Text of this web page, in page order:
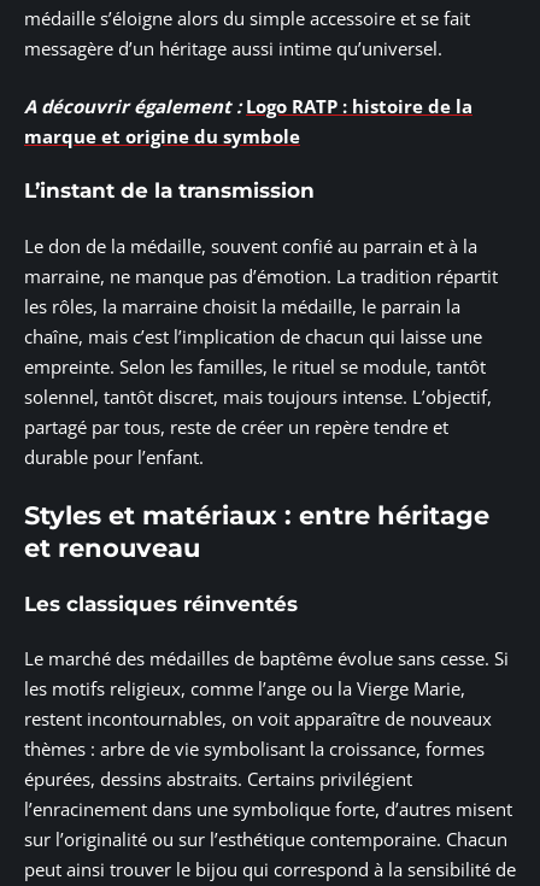
médaille s’éloigne alors du simple accessoire et se fait
messagère d’un héritage aussi intime qu’universel.
A découvrir également : Logo RATP : histoire de la
marque et origine du symbole
L’instant de la transmission
Le don de la médaille, souvent confié au parrain et à la
marraine, ne manque pas d’émotion. La tradition répartit
les rôles, la marraine choisit la médaille, le parrain la
chaîne, mais c’est l’implication de chacun qui laisse une
empreinte. Selon les familles, le rituel se module, tantôt
solennel, tantôt discret, mais toujours intense. L’objectif,
partagé par tous, reste de créer un repère tendre et
durable pour l’enfant.
Styles et matériaux : entre héritage
et renouveau
Les classiques réinventés
Le marché des médailles de baptême évolue sans cesse. Si
les motifs religieux, comme l’ange ou la Vierge Marie,
restent incontournables, on voit apparaître de nouveaux
thèmes : arbre de vie symbolisant la croissance, formes
épurées, dessins abstraits. Certains privilégient
l’enracinement dans une symbolique forte, d’autres misent
sur l’originalité ou sur l’esthétique contemporaine. Chacun
peut ainsi trouver le bijou qui correspond à la sensibilité de